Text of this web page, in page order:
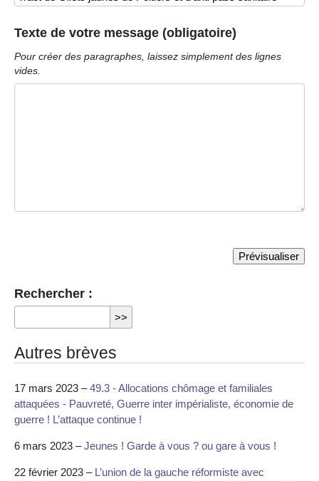
Texte de votre message (obligatoire)
Pour créer des paragraphes, laissez simplement des lignes
vides.
Rechercher :
Autres brèves
17 mars 2023 –49.3 - Allocations chômage et familiales
attaquées - Pauvreté, Guerre inter impérialiste, économie de
guerre ! L’attaque continue !
6 mars 2023 –Jeunes ! Garde à vous ? ou gare à vous !
22 février 2023 – L’union de la gauche réformiste avec